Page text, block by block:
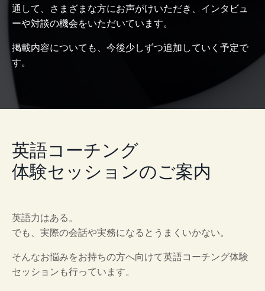
通して、さまざまな方にお声がけいただき、インタビュ
ーや対談の機会をいただいています。
掲載内容についても、今後少しずつ追加していく予定で
す。
英語コーチング
体験セッションのご案内
英語力はある。
でも、実際の会話や実務になるとうまくいかない。
そんなお悩みをお持ちの方へ向けて英語コーチング体験
セッションも行っています。